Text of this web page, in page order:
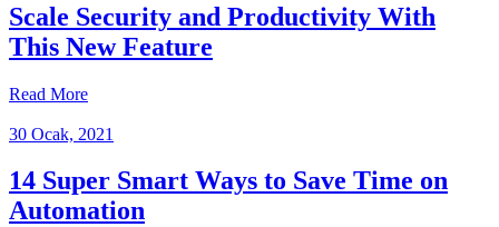
Scale Security and Productivity With
This New Feature
Read More
30 Ocak, 2021
14 Super Smart Ways to Save Time on
Automation